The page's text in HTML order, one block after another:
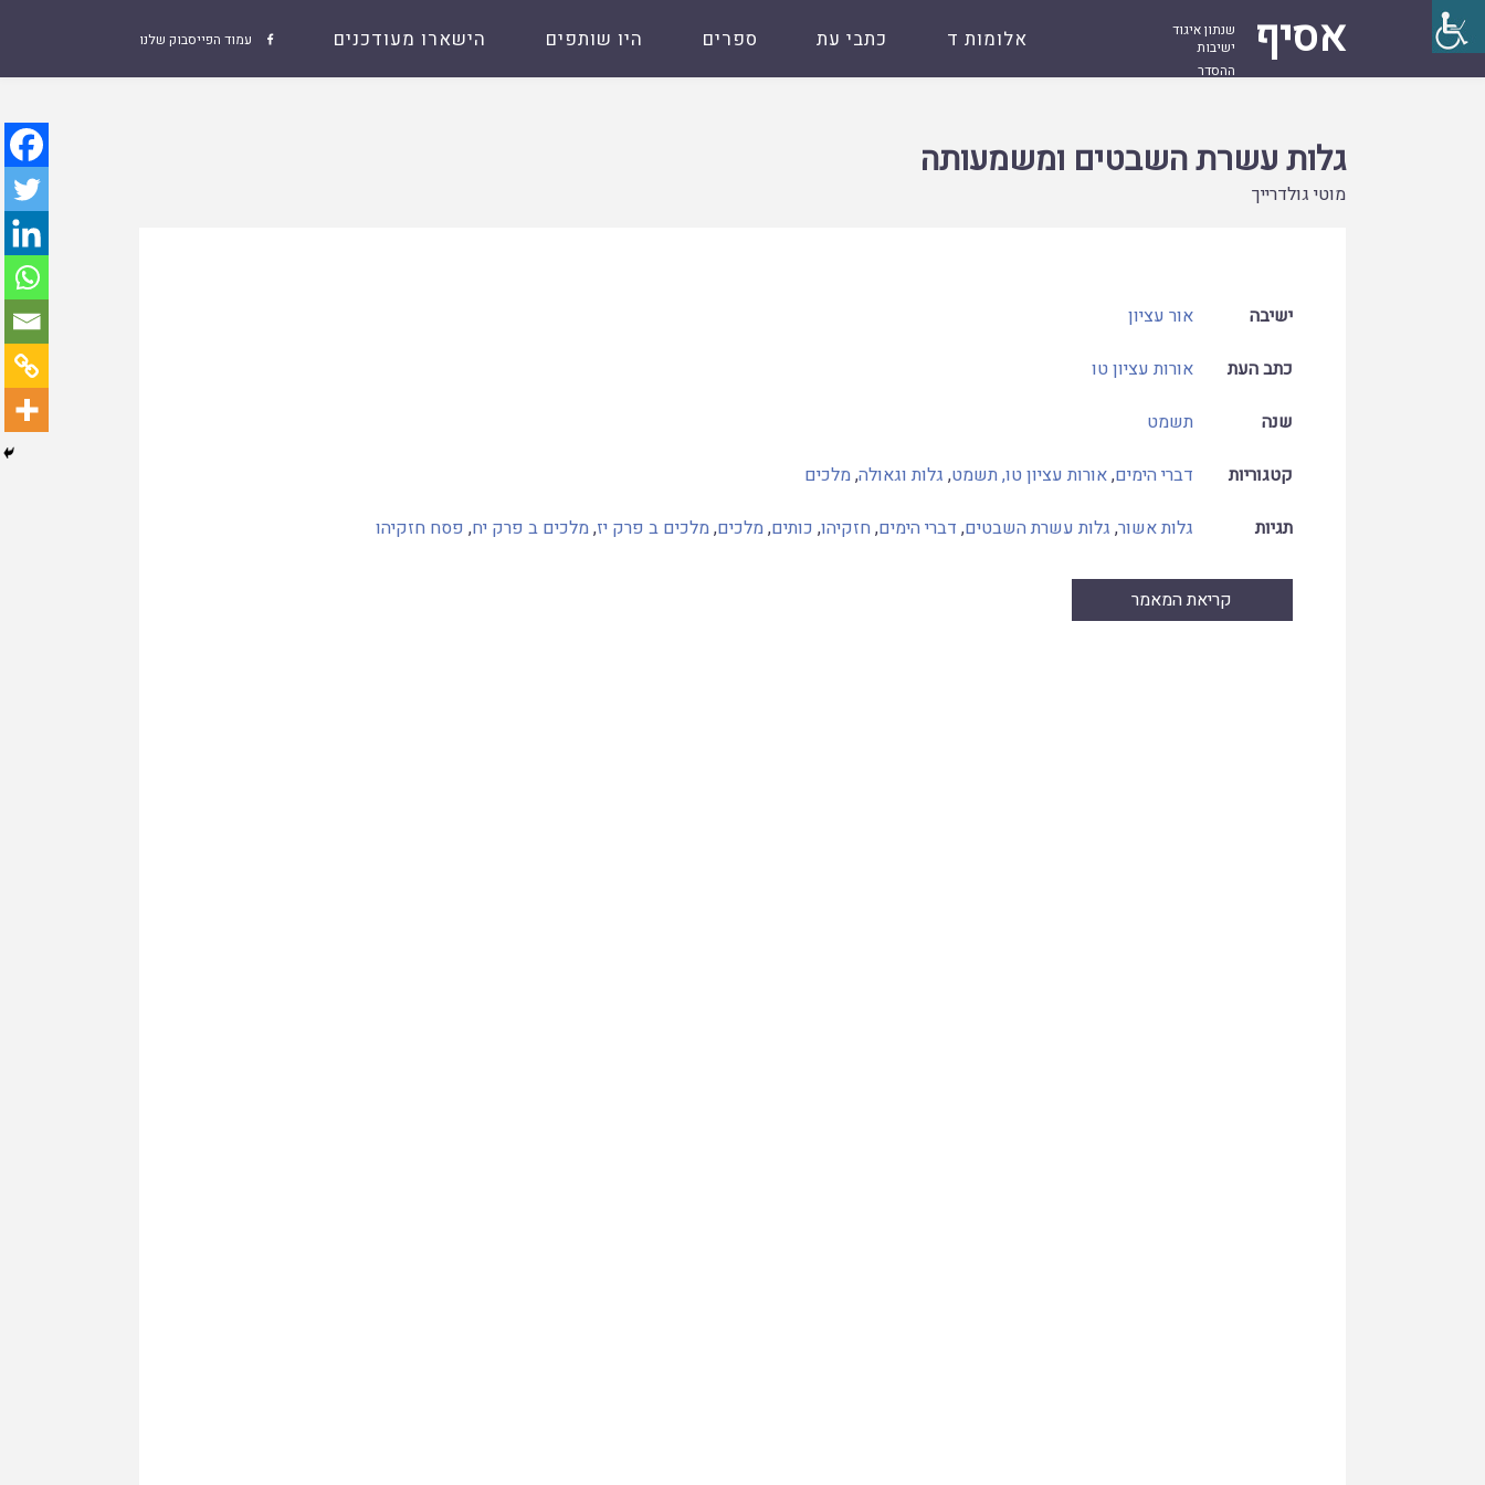
אסיף
שנתון איגוד
ישיבות
ההסדר
 עמוד הפייסבוק שלנו אלומות ד כתבי עת ספרים היו שותפים הישארו מעודכנים
גלות עשרת השבטים ומשמעותה
מוטי גולדרייך
ישיבה
אור עציון
כתב העת
אורות עציון טו
שנה
תשמט
קטגוריות
דברי הימים,אורות עציון טו, תשמט, גלות וגאולה,מלכים
תגיות
גלות אשור, גלות עשרת השבטים, דברי הימים, חזקיהו, כותים,מלכים,מלכים ב פרק יז,מלכים ב פרק יח, פסח חזקיהו
קריאת המאמר